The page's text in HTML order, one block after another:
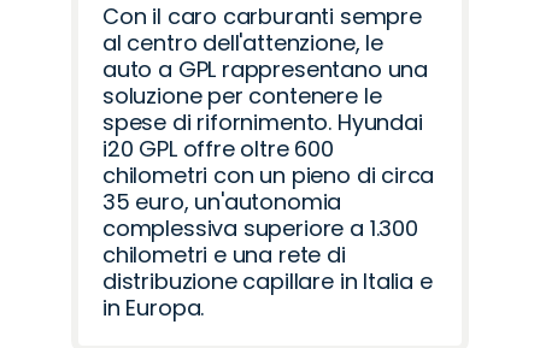
Con il caro carburanti sempre
al centro dell'attenzione, le
auto a GPL rappresentano una
soluzione per contenere le
spese di rifornimento. Hyundai
i20 GPL offre oltre 600
chilometri con un pieno di circa
35 euro, un'autonomia
complessiva superiore a 1.300
chilometri e una rete di
distribuzione capillare in Italia e
in Europa.